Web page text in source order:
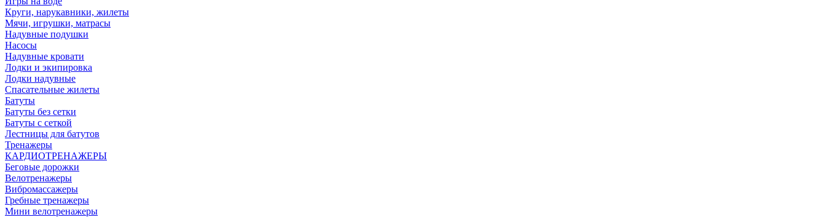
Круги, нарукавники, жилеты
Мячи, игрушки, матрасы
Надувные подушки
Насосы
Надувные кровати
Лодки и экипировка
Лодки надувные
Спасательные жилеты
Батуты
Батуты без сетки
Батуты с сеткой
Лестницы для батутов
Тренажеры
КАРДИОТРЕНАЖЕРЫ
Беговые дорожки
Велотренажеры
Вибромассажеры
Гребные тренажеры
Мини велотренажеры